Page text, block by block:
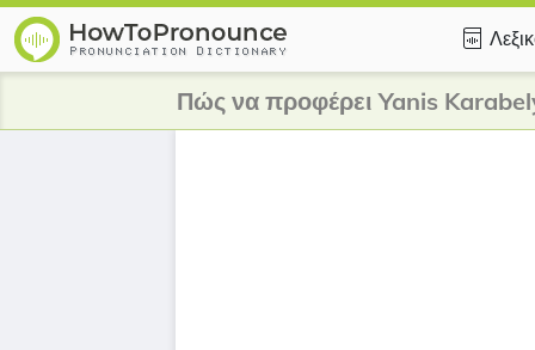
Πώς να προφέρει Yanis